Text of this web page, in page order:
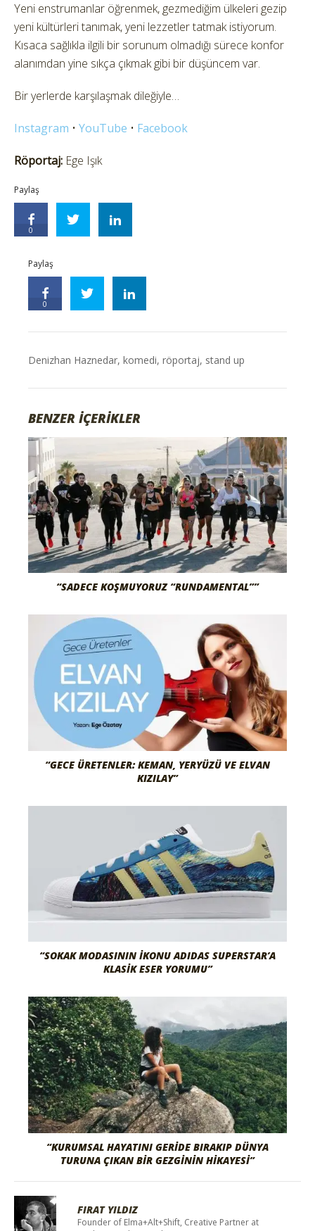
Yeni enstrumanlar öğrenmek, gezmediğim ülkeleri gezip
yeni kültürleri tanımak, yeni lezzetler tatmak istiyorum.
Kısaca sağlıkla ilgili bir sorunum olmadığı sürece konfor
alanımdan yine sıkça çıkmak gibi bir düşüncem var.
Bir yerlerde karşılaşmak dileğiyle…
Instagram • YouTube • Facebook
Röportaj: Ege Işık
Paylaş
0
Paylaş
0
Denizhan Haznedar,komedi,röportaj, stand up
BENZER İÇERİKLER
“SADECE KOŞMUYORUZ “RUNDAMENTAL””
“GECE ÜRETENLER: KEMAN, YERYÜZÜ VE ELVAN
KIZILAY”
“SOKAK MODASININ İKONU ADIDAS SUPERSTAR’A
KLASİK ESER YORUMU”
“KURUMSAL HAYATINI GERİDE BIRAKIP DÜNYA
TURUNA ÇIKAN BİR GEZGİNİN HİKAYESİ”
FIRAT YILDIZ
Founder of Elma+Alt+Shift, Creative Partner at